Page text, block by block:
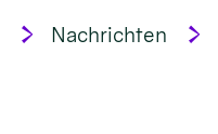
Nachrichten